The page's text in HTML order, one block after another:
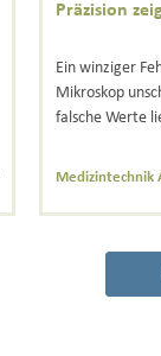
Präzision
Ein winziger
Mikroskop
falsche Werte
Medizintechnik